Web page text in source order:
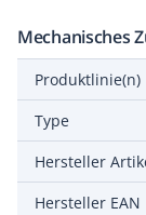
Mechanisches
Produktlinie(n)
Type
Hersteller
Hersteller EAN